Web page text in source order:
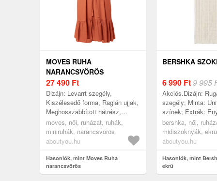
MOVES RUHA
NARANCSVÖRÖS
27 490 Ft
Dizájn: Levarrt szegély,
Kiszélesedő forma, Raglán ujjak,
Meghosszabbított hátrész,
Deréköv; Anyag: Viszkóz; Minta:
Univerzális színek; Részletek: ...
moves, női, ruházat, ruhák,
miniruhák, narancsvörös
aboutyou.hu
Hasonlók, mint Moves Ruha
narancsvörös
BERSHKA
6 990 Ft9 995
Akciós.Dizájn:
szegély; Minta:
színek; Extrák:
Lyukkötés,
Lágy fogantyú;
hosszús...
bershka, női,
midiszoknyák, ekrü
aboutyou.hu
Hasonlók, mint
ekrü